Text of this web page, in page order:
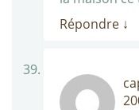
Répondre ↓